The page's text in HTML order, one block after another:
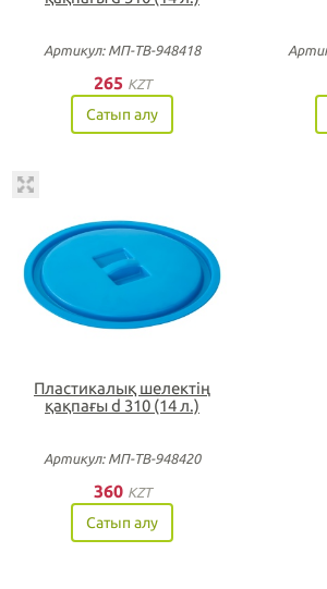
Артикул: МП-ТВ-948418
265 KZT
Сатып алу
Пластикалық шелектің
қақпағы d 310 (14 л.)
Артикул: МП-ТВ-948420
360 KZT
Сатып алу